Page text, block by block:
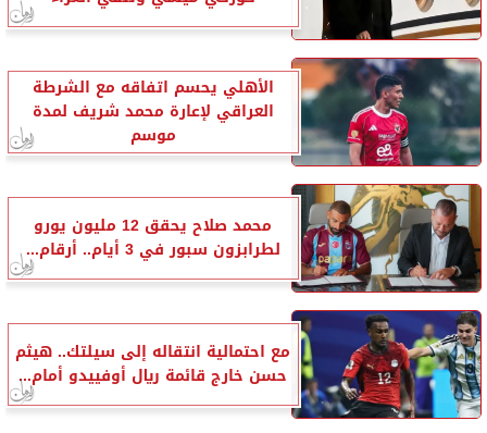
الأهلي يحسم اتفاقه مع الشرطة
العراقي لإعارة محمد شريف لمدة
موسم
محمد صلاح يحقق 12 مليون يورو
لطرابزون سبور في 3 أيام.. أرقام...
مع احتمالية انتقاله إلى سيلتك.. هيثم
حسن خارج قائمة ريال أوفييدو أمام...